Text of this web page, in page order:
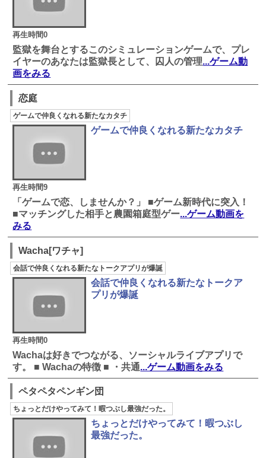
再生時間0
監獄を舞台とするこのシミュレーションゲームで、プレ
イヤーのあなたは監獄長として、囚人の管理...ゲーム動
画をみる
恋庭
ゲームで仲良くなれる新たなカタチ
再生時間9
ゲームで仲良くなれる新たなカタチ
「ゲームで恋、しませんか？」 ■ゲーム新時代に突入！
■マッチングした相手と農園箱庭型ゲー...ゲーム動画を
みる
Wacha[ワチャ]
会話で仲良くなれる新たなトークアプリが爆誕
再生時間0
会話で仲良くなれる新たなトークア
プリが爆誕
Wachaは好きでつながる、ソーシャルライブアプリで
す。 ■ Wachaの特徴 ■ ・共通...ゲーム動画をみる
ペタペタペンギン団
ちょっとだけやってみて！暇つぶし最強だった。
ちょっとだけやってみて！暇つぶし
最強だった。